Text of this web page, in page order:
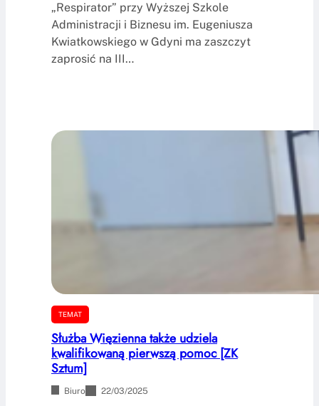
„Respirator” przy Wyższej Szkole
Administracji i Biznesu im. Eugeniusza
Kwiatkowskiego w Gdyni ma zaszczyt
zaprosić na III…
TEMAT
Służba Więzienna także udziela
kwalifikowaną pierwszą pomoc [ZK
Sztum]
Biuro 22/03/2025